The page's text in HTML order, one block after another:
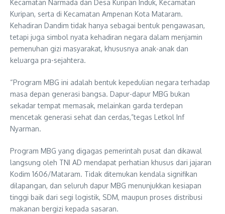
Kecamatan Narmada dan Desa Kuripan Induk, Kecamatan
Kuripan, serta di Kecamatan Ampenan Kota Mataram.
Kehadiran Dandim tidak hanya sebagai bentuk pengawasan,
tetapi juga simbol nyata kehadiran negara dalam menjamin
pemenuhan gizi masyarakat, khususnya anak-anak dan
keluarga pra-sejahtera.
“Program MBG ini adalah bentuk kepedulian negara terhadap
masa depan generasi bangsa. Dapur-dapur MBG bukan
sekadar tempat memasak, melainkan garda terdepan
mencetak generasi sehat dan cerdas,”tegas Letkol Inf
Nyarman.
Program MBG yang digagas pemerintah pusat dan dikawal
langsung oleh TNI AD mendapat perhatian khusus dari jajaran
Kodim 1606/Mataram. Tidak ditemukan kendala signifikan
dilapangan, dan seluruh dapur MBG menunjukkan kesiapan
tinggi baik dari segi logistik, SDM, maupun proses distribusi
makanan bergizi kepada sasaran.